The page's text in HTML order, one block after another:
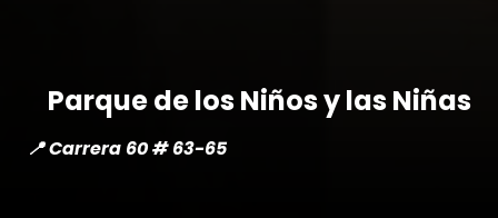
Parque de los Niños y las Niñas
📍 Carrera 60 # 63-65